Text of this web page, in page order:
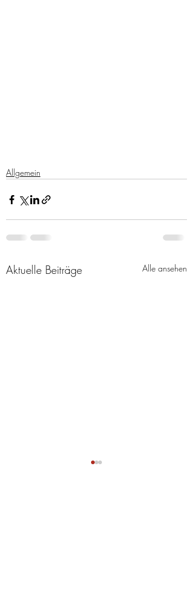
Allgemein
Aktuelle Beiträge Alle ansehen